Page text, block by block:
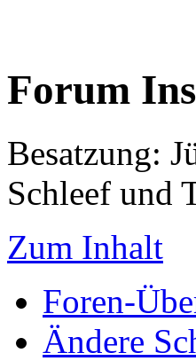
Forum
Besatzung:
Schleef und
Zum Inhalt
Foren-
Ändere